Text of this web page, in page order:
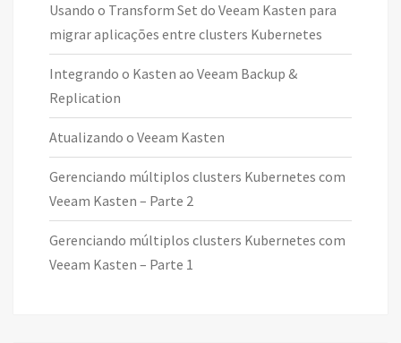
Usando o Transform Set do Veeam Kasten para
migrar aplicações entre clusters Kubernetes
Integrando o Kasten ao Veeam Backup &
Replication
Atualizando o Veeam Kasten
Gerenciando múltiplos clusters Kubernetes com
Veeam Kasten – Parte 2
Gerenciando múltiplos clusters Kubernetes com
Veeam Kasten – Parte 1